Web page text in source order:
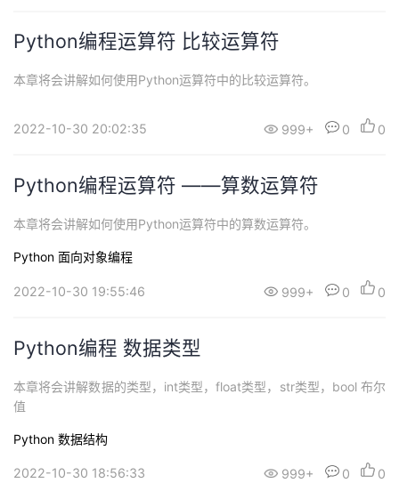
Python编程运算符 比较运算符
本章将会讲解如何使用Python运算符中的比较运算符。
2022-10-30 20:02:35 999+ 0 0
Python编程运算符 ——算数运算符
本章将会讲解如何使用Python运算符中的算数运算符。
Python 面向对象编程
2022-10-30 19:55:46 999+ 0 0
Python编程 数据类型
本章将会讲解数据的类型，int类型，float类型，str类型，bool 布尔
值
Python 数据结构
2022-10-30 18:56:33 999+ 0 0